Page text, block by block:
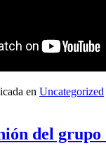
en Uncategorized
del grupo